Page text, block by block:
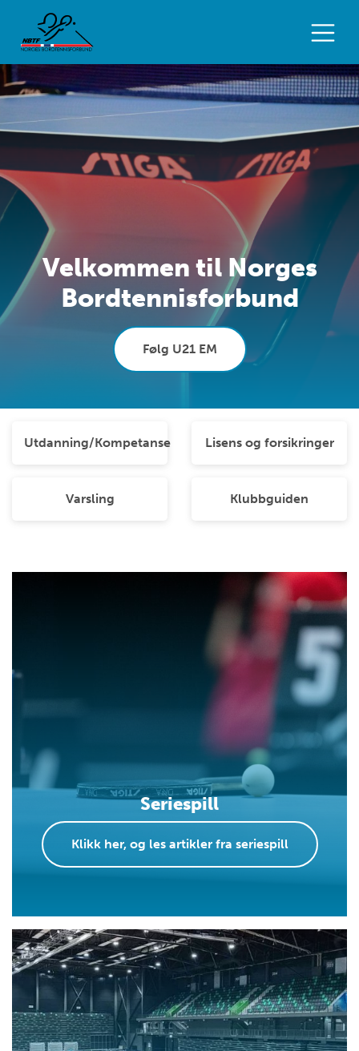
Velkommen til Norges
Bordtennisforbund
Følg U21 EM
Utdanning/Kompetanse Lisens og forsikringer
Varsling Klubbguiden
Seriespill
Klikk her, og les artikler fra seriespill